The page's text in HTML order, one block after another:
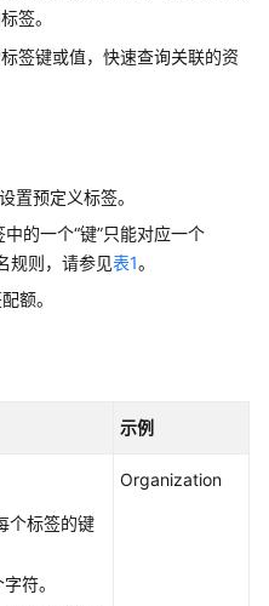
签。
签键或值，快速查询关联的资
置预定义标签。
中的一个“键”只能对应一个
规则，请参见表1。
额。
示例
个标签的键
符。
Organization